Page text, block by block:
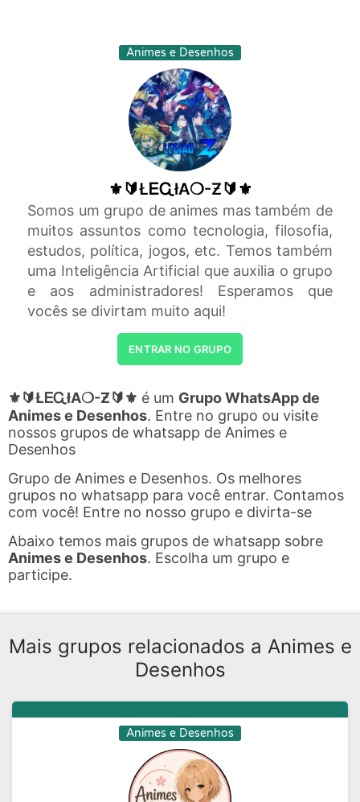
Animes e Desenhos
⚜️🔰ŁᎬᏩłA❍-Ƶ🔰⚜️
Somos um grupo de animes mas também de
muitos assuntos como tecnologia, filosofia,
estudos, política, jogos, etc. Temos também
uma Inteligência Artificial que auxilia o grupo
e aos administradores! Esperamos que
vocês se divirtam muito aqui!
ENTRAR NO GRUPO
⚜️🔰ŁᎬᏩłA❍-Ƶ🔰⚜️ é um Grupo WhatsApp de
Animes e Desenhos. Entre no grupo ou visite
nossos grupos de whatsapp de Animes e
Desenhos
Grupo de Animes e Desenhos. Os melhores
grupos no whatsapp para você entrar. Contamos
com você! Entre no nosso grupo e divirta-se
Abaixo temos mais grupos de whatsapp sobre
Animes e Desenhos. Escolha um grupo e
participe.
Mais grupos relacionados a Animes e
Desenhos
Animes e Desenhos